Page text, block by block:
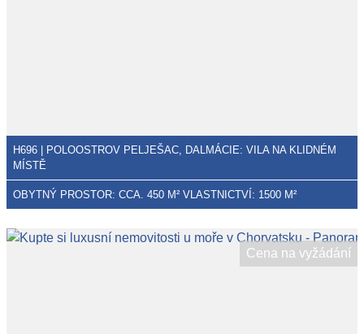
H696 | POLOOSTROV PELJEŠAC, DALMÁCIE: VILA NA KLIDNÉM
MÍSTĚ
OBYTNÝ PROSTOR: CCA. 450 M² VLASTNICTVÍ: 1500 M²
Cena na vyžádání